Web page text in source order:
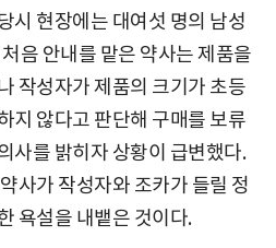
시 현장에는 대여섯 명의 남성
음 안내를 맡은 약사는 제품을
작성자가 제품의 크기가 초등
지 않다고 판단해 구매를 보류
사를 밝히자 상황이 급변했다.
사가 작성자와 조카가 들릴 정
욕설을 내뱉은 것이다.